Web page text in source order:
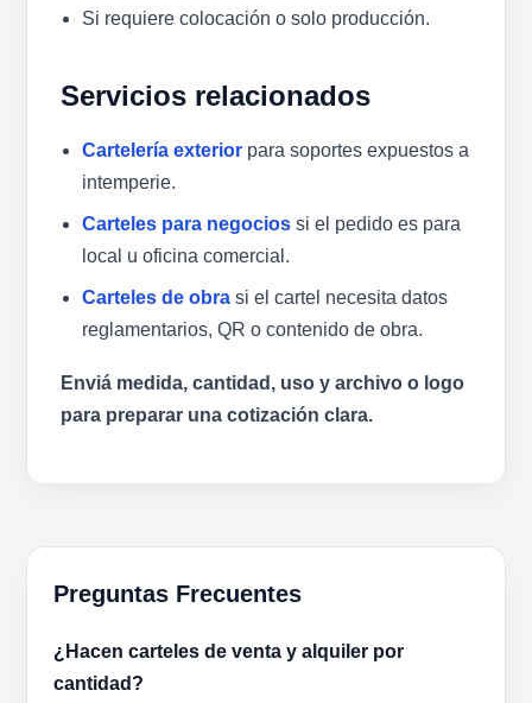
Si requiere colocación o solo producción.
Servicios relacionados
Cartelería exterior para soportes expuestos a
intemperie.
Carteles para negocios si el pedido es para
local u oficina comercial.
Carteles de obra si el cartel necesita datos
reglamentarios, QR o contenido de obra.
Enviá medida, cantidad, uso y archivo o logo
para preparar una cotización clara.
Preguntas Frecuentes
¿Hacen carteles de venta y alquiler por
cantidad?